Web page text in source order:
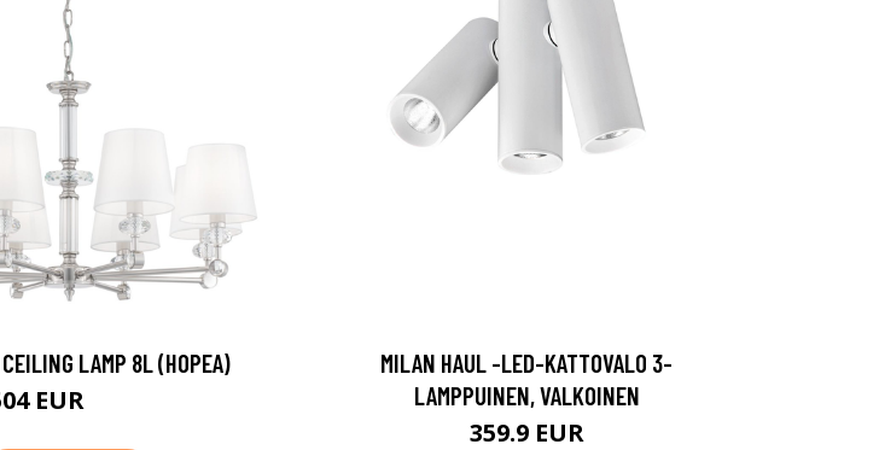
LAMP 8L (HOPEA)
EUR
MILAN HAUL -LED-KATTOVALO 3-
LAMPPUINEN, VALKOINEN
359.9 EUR